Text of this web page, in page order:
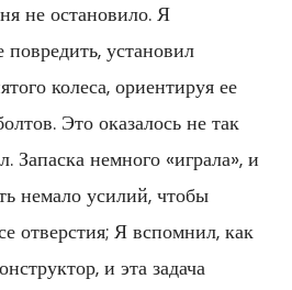
не остановило. Я
установил
колеса, ориентируя ее
Это оказалось не так
Запаска немного «играла», и
немало усилий, чтобы
отверстия; Я вспомнил, как
и эта задача